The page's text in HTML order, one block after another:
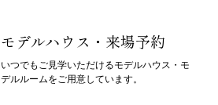
モデルハウス・来場予約
いつでもご見学いただけるモデルハウス・モ
デルルームをご用意しています。